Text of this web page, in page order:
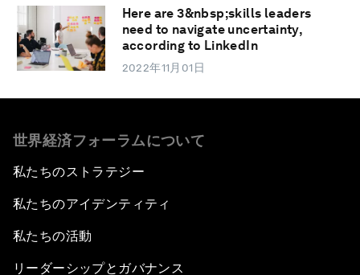
Here are 3&nbsp;skills leaders
need to navigate uncertainty,
according to LinkedIn
2022年11月01日
世界経済フォーラムについて
私たちのストラテジー
私たちのアイデンティティ
私たちの活動
リーダーシップとガバナンス